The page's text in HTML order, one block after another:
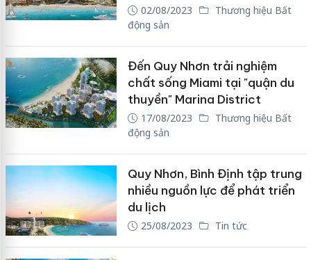
02/08/2023
Thương hiệu Bất
động sản
Đến Quy Nhơn trải nghiệm
chất sống Miami tại "quận du
thuyền" Marina District
17/08/2023
Thương hiệu Bất
động sản
Quy Nhơn, Bình Định tập trung
nhiều nguồn lực để phát triển
du lịch
25/08/2023 Tin tức